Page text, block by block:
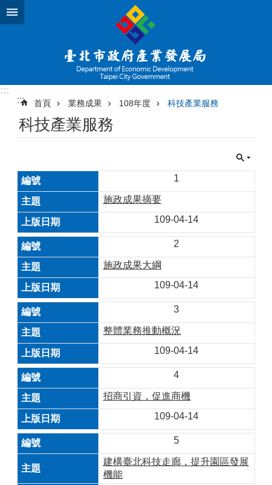
跳到主要內容區塊
:::
:::
首頁 業務成果 108年度 科技產業服務
科技產業服務
1
施政成果摘要
109-04-14
2
施政成果大綱
109-04-14
3
整體業務推動概況
109-04-14
4
招商引資，促進商機
109-04-14
5
建構臺北科技走廊，提升園區發展
機能